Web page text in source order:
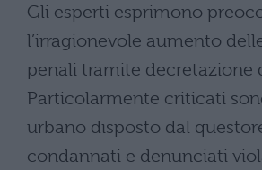
Gli esperti esprimono
l’irragionevole aumento
penali tramite decretazione
Particolarmente criticati
urbano disposto dal
condannati e denunciati